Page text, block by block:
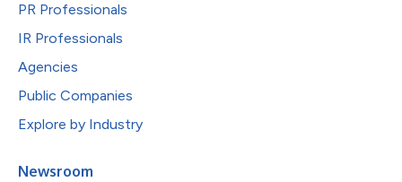
PR Professionals
IR Professionals
Agencies
Public Companies
Explore by Industry
Newsroom